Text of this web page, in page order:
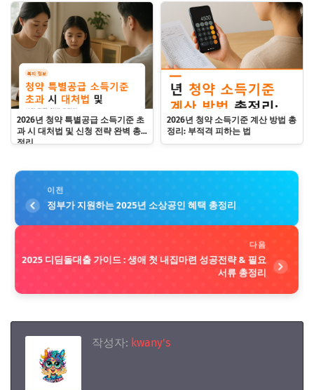
2026년 청약 특별공급 소득기준 초
과 시 대처법 및 신청 전략 완벽 총
정리
2026년 청약 소득기준 계산 방법 총
정리: 부적격 피하는 법
이전
정부가 지원하는 2025년 소상공인 혜택 총정리
다음
2025 디딤돌대출 가이드 : 생애 첫 내집마련 성공전략 & 필요
서류 총정리
작성자: kwany's